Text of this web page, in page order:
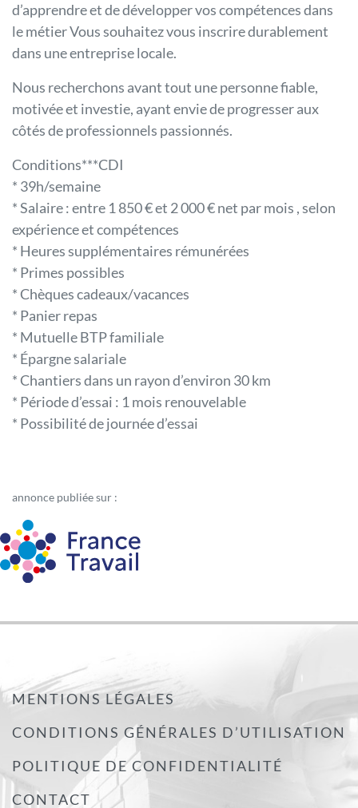
d’apprendre et de développer vos compétences dans
le métier Vous souhaitez vous inscrire durablement
dans une entreprise locale.
Nous recherchons avant tout une personne fiable,
motivée et investie, ayant envie de progresser aux
côtés de professionnels passionnés.
Conditions***CDI
* 39h/semaine
* Salaire : entre 1 850 € et 2 000 € net par mois , selon
expérience et compétences
* Heures supplémentaires rémunérées
* Primes possibles
* Chèques cadeaux/vacances
* Panier repas
* Mutuelle BTP familiale
* Épargne salariale
* Chantiers dans un rayon d’environ 30 km
* Période d’essai : 1 mois renouvelable
* Possibilité de journée d’essai
annonce publiée sur :
MENTIONS LÉGALES
CONDITIONS GÉNÉRALES D’UTILISATION
POLITIQUE DE CONFIDENTIALITÉ
CONTACT